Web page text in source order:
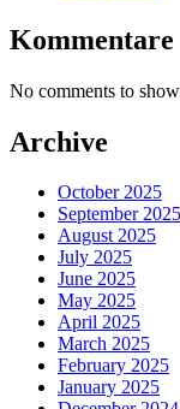
Kommentare
No comments to
Archive
October 2025
September 2025
August 2025
July 2025
June 2025
May 2025
April 2025
March 2025
February 2025
January 2025